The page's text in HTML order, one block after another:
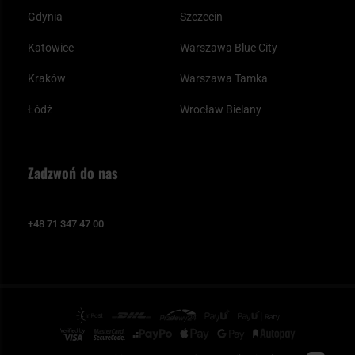
Gdynia
Katowice
Kraków
Łódź
Szczecin
Warszawa Blue City
Warszawa Tamka
Wrocław Bielany
Zadzwoń do nas
+48 71 347 47 00